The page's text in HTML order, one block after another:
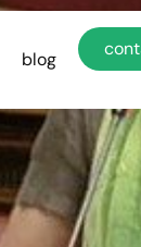
blog